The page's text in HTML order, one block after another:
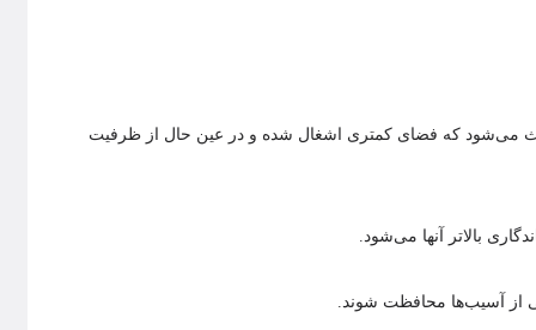
می‌شود که فضای کمتری اشغال شده و در عین حال از ظرفیت
از آسیب‌ها محافظت شوند.